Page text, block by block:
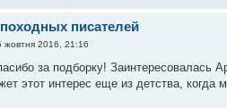
писателей
жовтня 2016, 21:16
за подборку! Заинтересовалась
этот интерес еще из детства, когда